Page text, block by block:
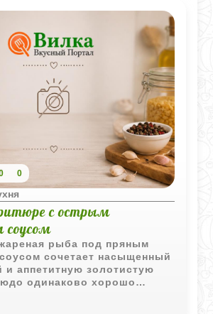
0
с острым
соусом
рыба под пряным
сочетает насыщенный
и аппетитную золотистую
одинаково хорошо
горячим, так и